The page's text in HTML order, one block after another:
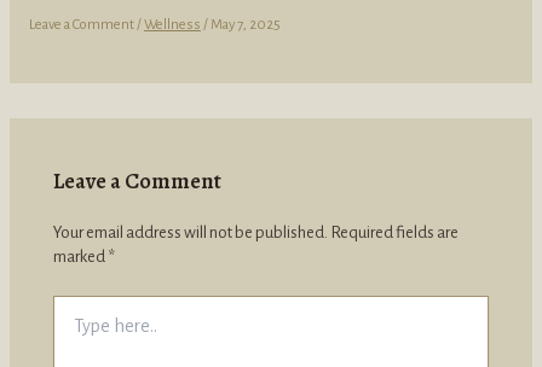
Leave a Comment /Wellness / May 7, 2025
Leave a Comment
Your email address will not be published. Required fields are
marked *
here..